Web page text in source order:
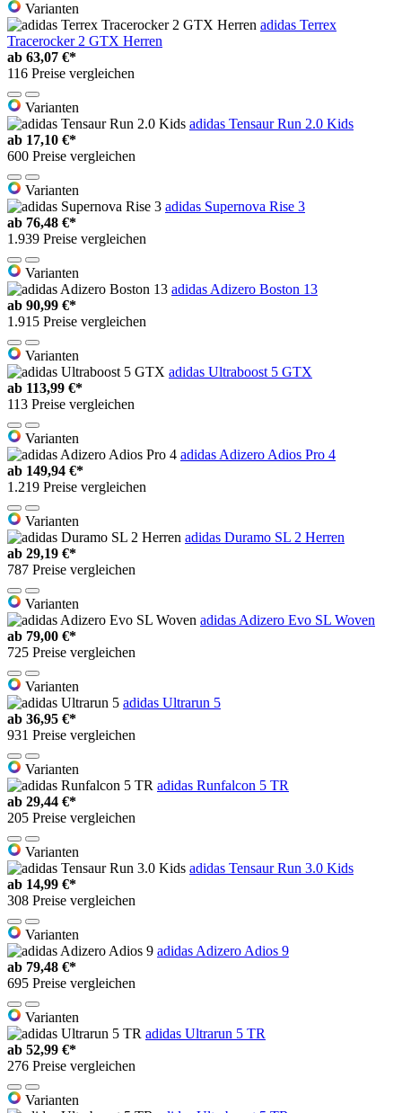
Varianten
adidas Terrex
Tracerocker 2 GTX Herren
ab 63,07 €*
116 Preise vergleichen
Varianten
adidas Tensaur Run 2.0 Kids
ab 17,10 €*
600 Preise vergleichen
Varianten
adidas Supernova Rise 3
ab 76,48 €*
1.939 Preise vergleichen
Varianten
adidas Adizero Boston 13
ab 90,99 €*
1.915 Preise vergleichen
Varianten
adidas Ultraboost 5 GTX
ab 113,99 €*
113 Preise vergleichen
Varianten
adidas Adizero Adios Pro 4
ab 149,94 €*
1.219 Preise vergleichen
Varianten
adidas Duramo SL 2 Herren
ab 29,19 €*
787 Preise vergleichen
Varianten
adidas Adizero Evo SL Woven
ab 79,00 €*
725 Preise vergleichen
Varianten
adidas Ultrarun 5
ab 36,95 €*
931 Preise vergleichen
Varianten
adidas Runfalcon 5 TR
ab 29,44 €*
205 Preise vergleichen
Varianten
adidas Tensaur Run 3.0 Kids
ab 14,99 €*
308 Preise vergleichen
Varianten
adidas Adizero Adios 9
ab 79,48 €*
695 Preise vergleichen
Varianten
adidas Ultrarun 5 TR
ab 52,99 €*
276 Preise vergleichen
Varianten